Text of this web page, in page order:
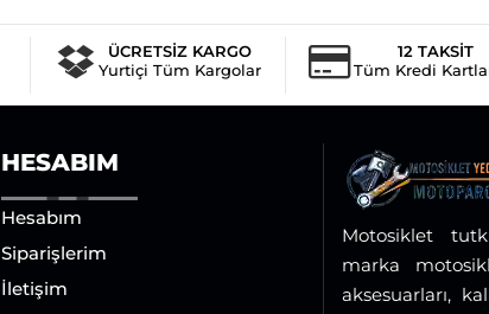
ÜCRETSİZ KARGO
Yurtiçi Tüm Kargolar
12 TAKSİT
Tüm Kredi
HESABIM
Hesabım
Siparişlerim
İletişim
Motosiklet
marka
aksesuarları,